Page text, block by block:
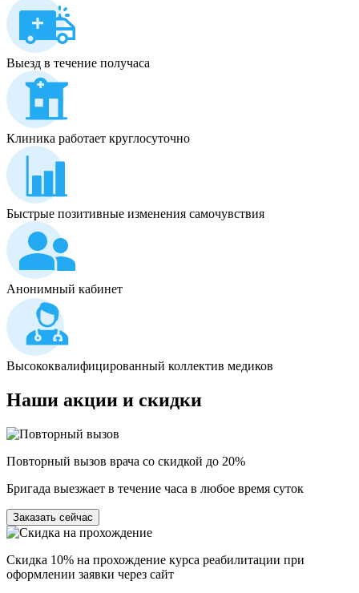
Выезд в течение получаса
Клиника работает круглосуточно
Быстрые позитивные изменения самочувствия
Анонимный кабинет
Высококвалифицированный коллектив медиков
Наши акции и скидки
Повторный вызов врача со скидкой до 20%
Бригада выезжает в течение часа в любое время суток
Заказать сейчас
Скидка 10% на прохождение курса реабилитации при
оформлении заявки через сайт